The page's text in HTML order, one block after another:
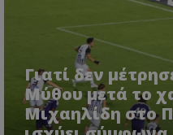
Γιατί δεν
Μύθου μετά το
Μιχαηλίδη στο